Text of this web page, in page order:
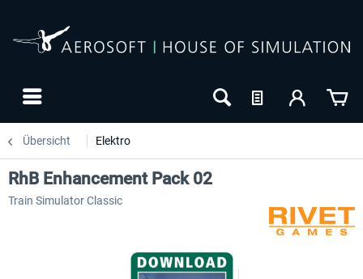
Übersicht Elektro
RhB Enhancement Pack 02
Train Simulator Classic